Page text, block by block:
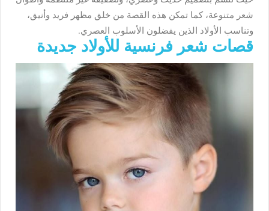
شعر متنوعة، كما تمكن هذه القصة من خلق مظهر فريد وأنيق،
وتناسب الأولاد الذين يفضلون الأسلوب العصري.
قصات شعر فرنسية للأولاد جديدة